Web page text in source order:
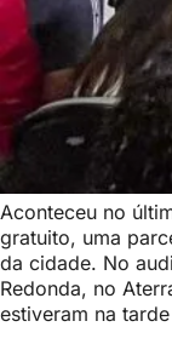
Aconteceu no
gratuito, uma
da cidade. No
Redonda, no
estiveram na